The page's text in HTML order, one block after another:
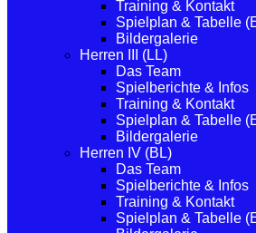
Training & Kontakt
Spielplan & Tabelle
Bildergalerie
Herren III (LL)
Das Team
Spielberichte & Infos
Training & Kontakt
Spielplan & Tabelle
Bildergalerie
Herren IV (BL)
Das Team
Spielberichte & Infos
Training & Kontakt
Spielplan & Tabelle